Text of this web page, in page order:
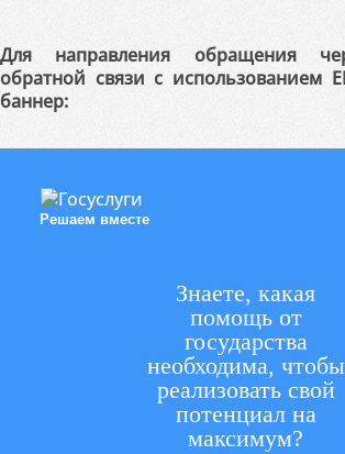
Для направления обращения
обратной связи с использованием
баннер:
Решаем вместе
Знаете, какая
помощь от
государства
необходима, чтобы
реализовать свой
потенциал на
максимум?